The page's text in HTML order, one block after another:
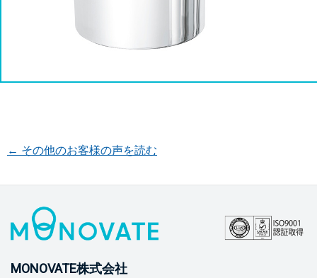
← その他のお客様の声を読む
MONOVATE株式会社